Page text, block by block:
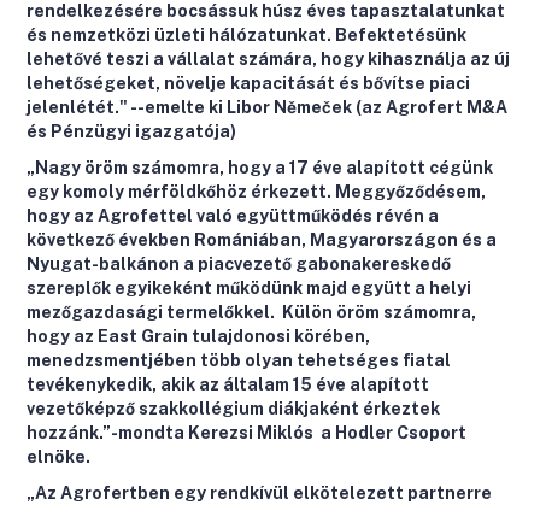
rendelkezésére bocsássuk húsz éves tapasztalatunkat
és nemzetközi üzleti hálózatunkat. Befektetésünk
lehetővé teszi a vállalat számára, hogy kihasználja az új
lehetőségeket, növelje kapacitását és bővítse piaci
jelenlétét." --emelte ki Libor Němeček (az Agrofert M&A
és Pénzügyi igazgatója)
„Nagy öröm számomra, hogy a 17 éve alapított cégünk
egy komoly mérföldkőhöz érkezett. Meggyőződésem,
hogy az Agrofettel való együttműködés révén a
következő években Romániában, Magyarországon és a
Nyugat-balkánon a piacvezető gabonakereskedő
szereplők egyikeként működünk majd együtt a helyi
mezőgazdasági termelőkkel. Külön öröm számomra,
hogy az East Grain tulajdonosi körében,
menedzsmentjében több olyan tehetséges fiatal
tevékenykedik, akik az általam 15 éve alapított
vezetőképző szakkollégium diákjaként érkeztek
hozzánk.”-mondta Kerezsi Miklós a Hodler Csoport
elnöke.
„Az Agrofertben egy rendkívül elkötelezett partnerre